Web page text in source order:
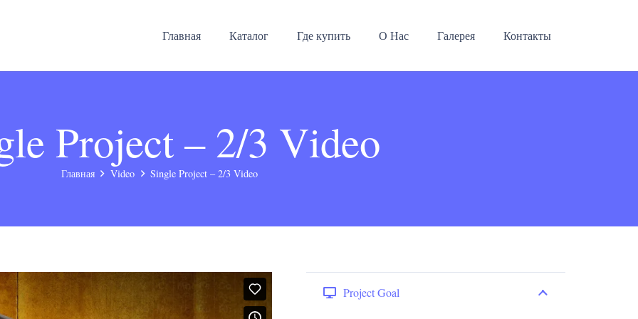
Главная Каталог Где купить О Нас Галерея Контакты
Project – 2/3 Video
Главная Video Single Project – 2/3 Video
Project Goal